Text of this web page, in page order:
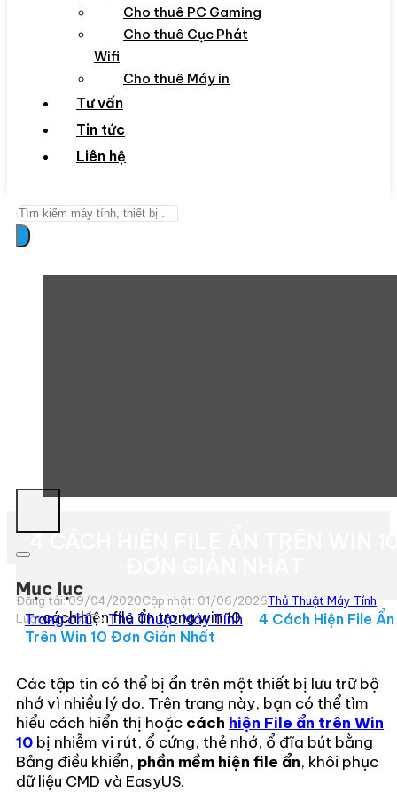
Cho thuê PC Gaming
Cho thuê Cục Phát
Wifi
Cho thuê Máy in
Tư vấn
Tin tức
Liên hệ
Search
...
cách hiện file ẩn trong win 10
4 CÁCH HIỆN FILE ẨN TRÊN WIN
Trang chủ»Thủ Thuật Máy Tính
4 Cách Hiện File Ẩn
Trên Win 10 Đơn Giản Nhất
Đăng tải: 09/04/2020Cập nhật: 01/06/2026Thủ Thuật Máy Tính
Lượt xem: 535
Mục lục
Các tập tin có thể bị ẩn trên một thiết bị lưu trữ bộ
nhớ vì nhiều lý do. Trên trang này, bạn có thể tìm
hiểu cách hiển thị hoặc cách hiện File ẩn trên Win
10 bị nhiễm vi rút, ổ cứng, thẻ nhớ, ổ đĩa bút bằng
Bảng điều khiển, phần mềm hiện file ẩn, khôi phục
dữ liệu CMD và EasyUS.